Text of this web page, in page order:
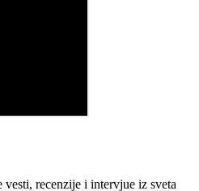
recenzije i intervjue iz sveta